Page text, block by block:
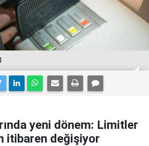
yeni dönem: Limitler
itibaren değişiyor